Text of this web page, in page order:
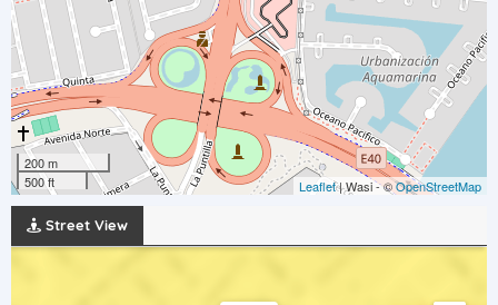
200 m
500 ft
Leaflet| Wasi - ©OpenStreetMap
Street View